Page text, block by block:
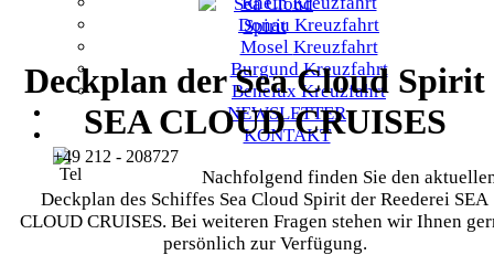
Donau Kreuzfahrt
Mosel Kreuzfahrt
BurgundKreuzfahrt
BeneluxKreuzfahrt
NEWSLETTER
KONTAKT
+49 212 - 208727
Deckplan der Sea Cloud Spirit
SEA CLOUD CRUISES
Nachfolgend finden Sie den
Deckplan des Schiffes Sea Cloud Spirit der Reederei SEA
CLOUD CRUISES. Bei weiteren Fragen stehen wir Ihnen
persönlich zur Verfügung.